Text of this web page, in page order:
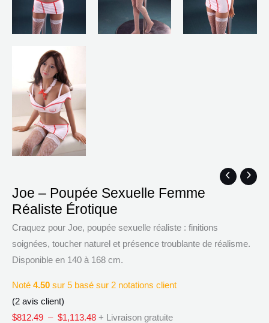
Joe – Poupée Sexuelle Femme
Réaliste Érotique
Craquez pour Joe, poupée sexuelle réaliste : finitions
soignées, toucher naturel et présence troublante de réalisme.
Disponible en 140 à 168 cm.
Noté 4.50 sur 5 basé sur 2 notations client
(2 avis client)
$812.49 – $1,113.48
de
prix :
$812.49
à
$1,113.48
+ Livraison gratuite
de
Joe
–
Poupée
Sexuelle
Réaliste
Érotique